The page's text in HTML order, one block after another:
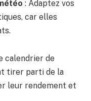
: Adaptez vos
car elles
calendrier de
tirer parti de la
leur rendement et